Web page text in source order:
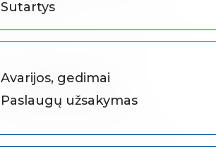
Sutartys
Avarijos, gedimai
Paslaugų užsakymas